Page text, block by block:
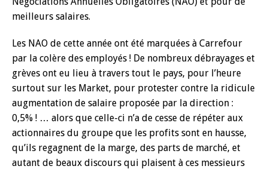
meilleurs salaires.
Les NAO de cette année ont été marquées à Carrefour
par la colère des employés ! De nombreux débrayages et
grèves ont eu lieu à travers tout le pays, pour l’heure
surtout sur les Market, pour protester contre la ridicule
augmentation de salaire proposée par la direction :
0,5% ! … alors que celle-ci n’a de cesse de répéter aux
actionnaires du groupe que les profits sont en hausse,
qu’ils regagnent de la marge, des parts de marché, et
autant de beaux discours qui plaisent à ces messieurs